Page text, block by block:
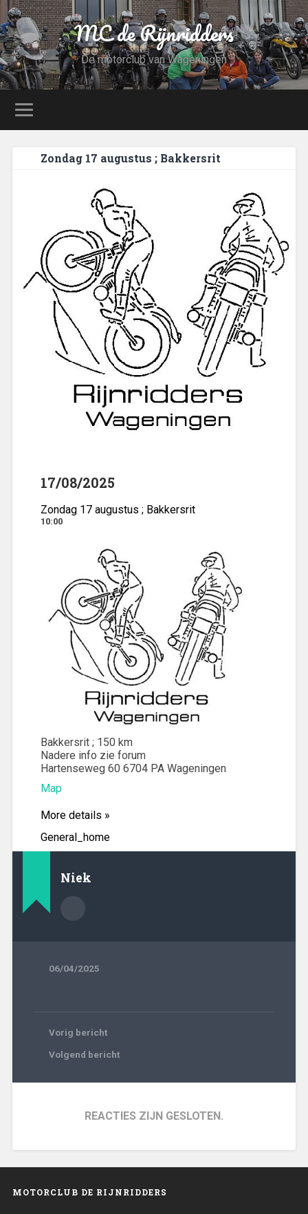
MC de Rijnridders
De motorclub van Wageningen
Zondag 17 augustus ; Bakkersrit
17/08/2025
Zondag 17 augustus ; Bakkersrit
10:00
Bakkersrit ; 150 km
Nadere info zie forum
Hartenseweg 60 6704 PA Wageningen
Map
More details »
General_home
Niek
06/04/2025
Vorig bericht
Volgend bericht
REACTIES ZIJN GESLOTEN.
MOTORCLUB DE RIJNRIDDERS